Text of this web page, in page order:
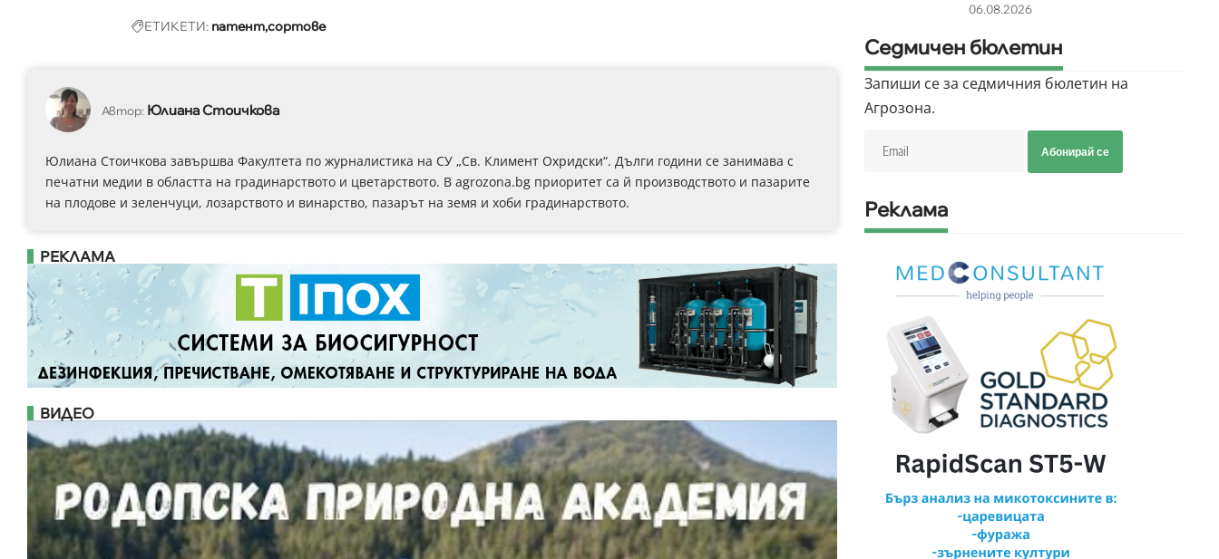
ЕТИКЕТИ: патентсортове
Автор: Юлиана Стоичкова
Юлиана Стоичкова завършва Факултета по журналистика на СУ „Св. Климент Охридски“. Дълги години се занимава с
печатни медии в областта на градинарството и цветарството. В agrozona.bg приоритет са й производството и пазарите
на плодове и зеленчуци, лозарството и винарство, пазарът на земя и хоби градинарството.
РЕКЛАМА
ВИДЕО
06.08.2026
Седмичен бюлетин
Запиши се за седмичния бюлетин на
Агрозона.
Абонирай се
Реклама